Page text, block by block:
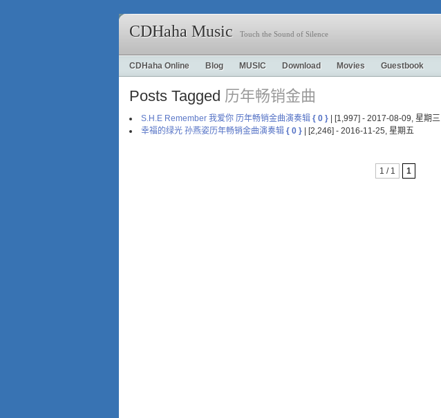
CDHaha Music Touch the Sound of Silence
CDHaha Online Blog MUSIC Download Movies Guestbook
Posts Tagged 历年畅销金曲
S.H.E Remember 我爱你 历年畅销金曲演奏辑 { 0 } | [1,997] - 2017-08-09, 星期三
幸福的绿光 孙燕姿历年畅销金曲演奏辑 { 0 } | [2,246] - 2016-11-25, 星期五
1 / 1 1